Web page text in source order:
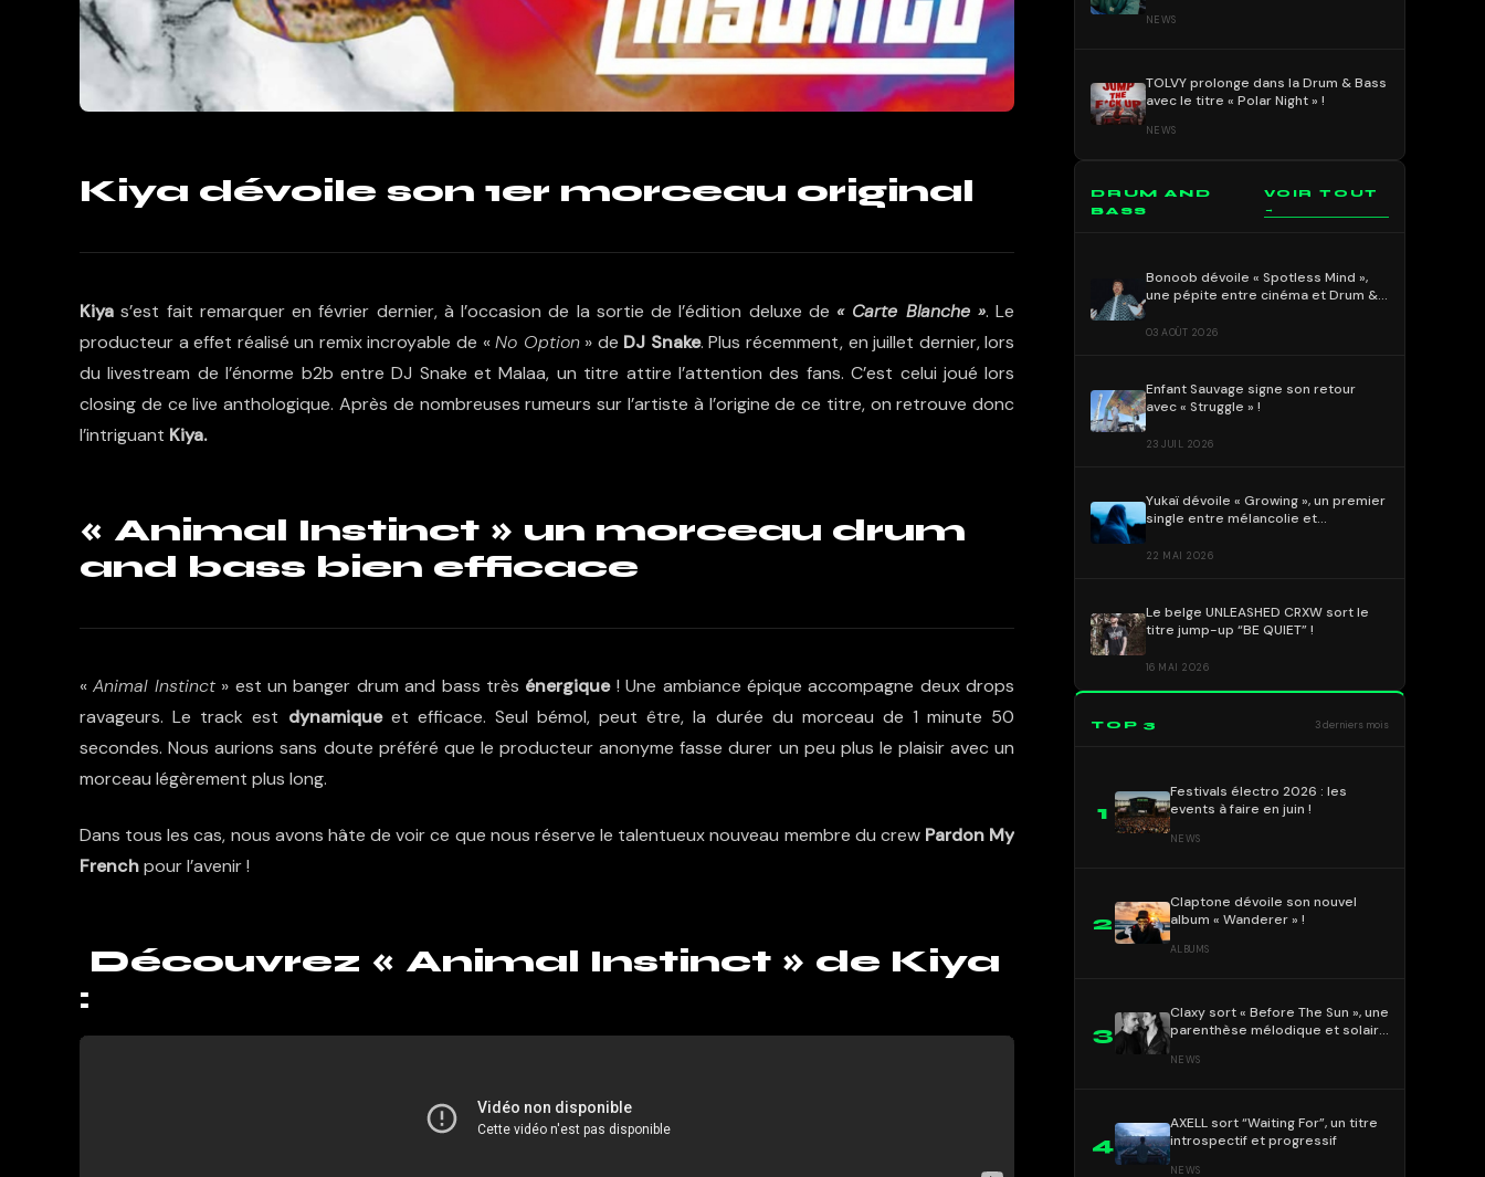
Kiya dévoile son 1er morceau original
Kiya s’est fait remarquer en février dernier, à l’occasion de la sortie del’édition deluxe de « Carte Blanche ». Le
producteur a effet réalisé un remix incroyable de «No Option» de DJ Snake. Plus récemment, en juillet dernier, lors
du livestream de l’énorme b2b entre DJ Snake et Malaa, un titre attire l’attention des fans. C’est celui joué lors
closing de ce live anthologique. Après de nombreuses rumeurs sur l’artiste à l’origine de ce titre, on retrouve donc
l’intriguant Kiya.
« Animal Instinct » un morceau drum
and bass bien efficace
«Animal Instinct» est un banger drum and bass très énergique! Une ambiance épique accompagne deux drops
ravageurs. Le track est dynamiqueet efficace. Seul bémol, peut être, la durée du morceau de 1 minute 50
secondes. Nous aurions sans doute préféré que le producteur anonyme fasse durer un peu plus le plaisir avec un
morceau légèrement plus long.
Dans tous les cas, nous avons hâte de voir ce que nous réserve le talentueux nouveau membre du crew Pardon My
Frenchpour l’avenir !
Découvrez « Animal Instinct » de Kiya
:
NEWS
TOLVY prolonge dans la Drum & Bass
avec le titre « Polar Night » !
NEWS
DRUM AND
BASS
VOIR TOUT
→
Bonoob dévoile « Spotless Mind »,
une pépite entre cinéma et Drum &
03 AOÛT 2026
Enfant Sauvage signe son retour
avec « Struggle » !
23 JUIL 2026
Yukaï dévoile « Growing », un premier
single entre mélancolie et
22 MAI 2026
Le belge UNLEASHED CRXW sort le
titre jump-up “BE QUIET” !
16 MAI 2026
TOP 3 3 derniers mois
1
Festivals électro 2026 : les
events à faire en juin !
NEWS
2
Claptone dévoile son nouvel
album « Wanderer » !
ALBUMS
3
Claxy sort « Before The Sun », une
parenthèse mélodique et solaire
NEWS
4
AXELL sort “Waiting For”, un titre
introspectif et progressif
NEWS